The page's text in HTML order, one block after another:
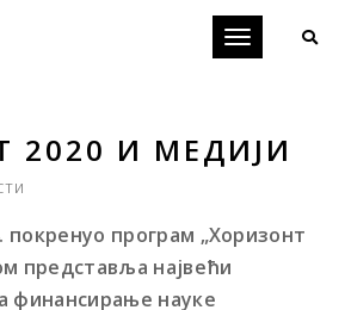
Toggle
2020 И МЕДИЈИ
покренуo програм „Хоризонт
представља највећи
финансирање науке